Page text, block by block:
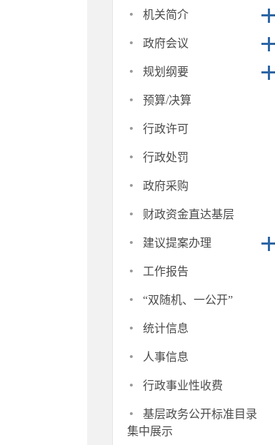
· 机关简介
· 政府会议
· 规划纲要
· 预算/决算
· 行政许可
· 行政处罚
· 政府采购
· 财政资金直达基层
· 建议提案办理
· 工作报告
· “双随机、一公开”
· 统计信息
· 人事信息
· 行政事业性收费
·
基层政务公开标准目录
集中展示